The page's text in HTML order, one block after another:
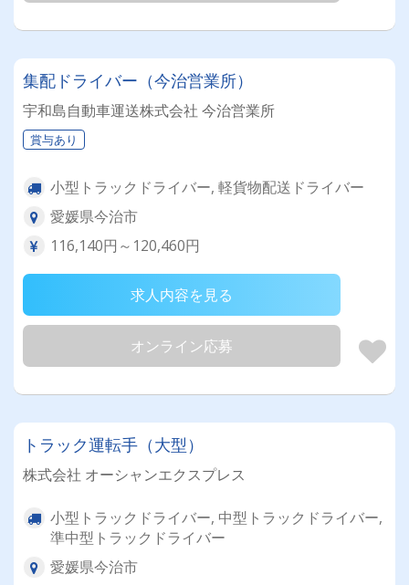
集配ドライバー（今治営業所）
宇和島自動車運送株式会社 今治営業所
賞与あり
小型トラックドライバー, 軽貨物配送ドライバー
愛媛県今治市
116,140円～120,460円
求人内容を見る
オンライン応募
トラック運転手（大型）
株式会社 オーシャンエクスプレス
小型トラックドライバー, 中型トラックドライバー,
準中型トラックドライバー
愛媛県今治市